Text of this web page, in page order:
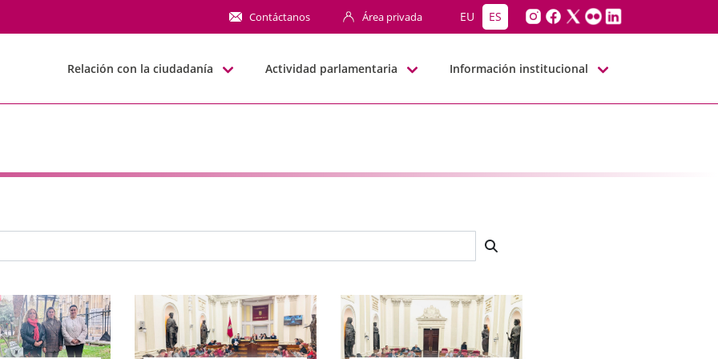
Contáctanos Área privada EU ES
Relación con la ciudadanía Actividad parlamentaria Información institucional
búsqueda